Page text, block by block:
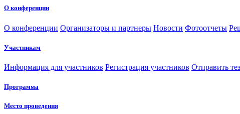
О конференции
О конференции Организаторы и партнеры Новости Фотоотчеты
Участникам
Информация для участников Регистрация участников Отправить
Программа
Место проведения